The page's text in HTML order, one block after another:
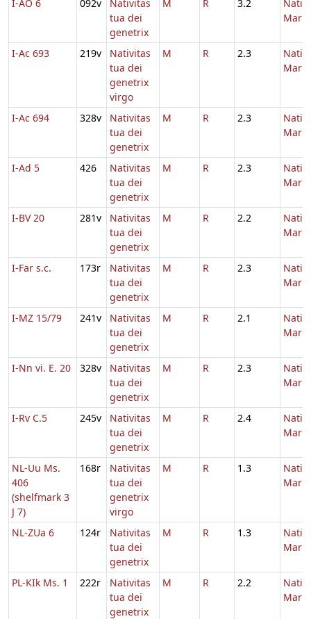
I-AO 6 092v
Nativitas
tua dei
genetrix
M R 3.2
I-Ac 693 219v
Nativitas
tua dei
genetrix
virgo
M R 2.3
I-Ac 694 328v
Nativitas
tua dei
genetrix
M R 2.3
I-Ad 5 426
Nativitas
tua dei
genetrix
M R 2.3
I-BV 20 281v
Nativitas
tua dei
genetrix
M R 2.2
I-Far s.c. 173r
Nativitas
tua dei
genetrix
M R 2.3
I-MZ 15/79 241v
Nativitas
tua dei
genetrix
M R 2.1
I-Nn vi. E. 20 328v
Nativitas
tua dei
genetrix
M R 2.3
I-Rv C.5 245v
Nativitas
tua dei
genetrix
M R 2.4
NL-Uu Ms.
406
(shelfmark 3
J 7)
168r
Nativitas
tua dei
genetrix
virgo
M R 1.3
NL-ZUa 6 124r
Nativitas
tua dei
genetrix
M R 1.3
PL-KIk Ms. 1 222r
Nativitas
tua dei
genetrix
M R 2.2